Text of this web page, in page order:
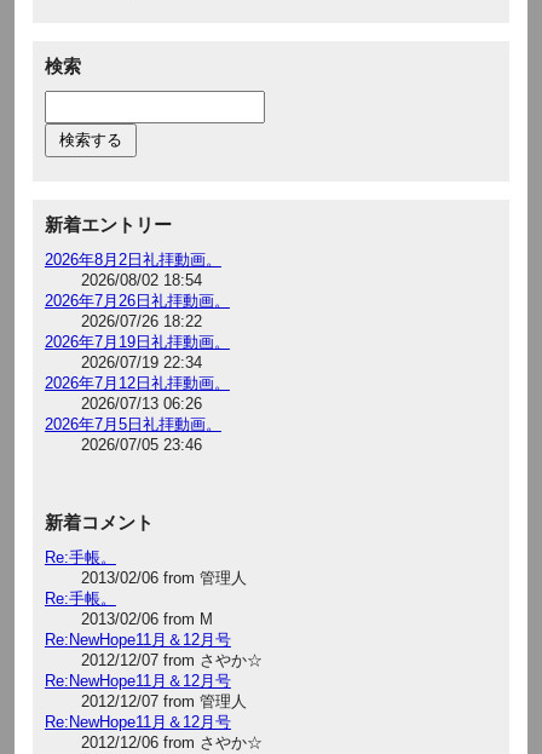
検索
新着エントリー
2026年8月2日礼拝動画。
2026/08/02 18:54
2026年7月26日礼拝動画。
2026/07/26 18:22
2026年7月19日礼拝動画。
2026/07/19 22:34
2026年7月12日礼拝動画。
2026/07/13 06:26
2026年7月5日礼拝動画。
2026/07/05 23:46
新着コメント
Re:手帳。
2013/02/06 from 管理人
Re:手帳。
2013/02/06 from M
Re:NewHope11月＆12月号
2012/12/07 from さやか☆
Re:NewHope11月＆12月号
2012/12/07 from 管理人
Re:NewHope11月＆12月号
2012/12/06 from さやか☆